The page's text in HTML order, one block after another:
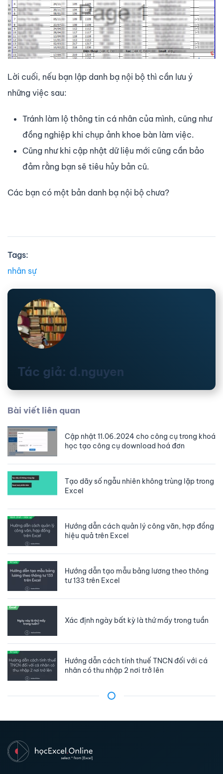
Lời cuối, nếu bạn lập danh bạ nội bộ thì cần lưu ý
những việc sau:
Tránh làm lộ thông tin cá nhân của mình, cũng như
đồng nghiệp khi chụp ảnh khoe bàn làm việc.
Cũng như khi cập nhật dữ liệu mới cũng cần bảo
đảm rằng bạn sẽ tiêu hủy bản cũ.
Các bạn có một bản danh bạ nội bộ chưa?
Tags:
nhân sự
Tác giả: d.nguyen
Bài viết liên quan
Cập nhật 11.06.2024 cho công cụ trong khoá
học tạo công cụ download hoá đơn
Tạo dãy số ngẫu nhiên không trùng lặp trong
Excel
Hướng dẫn cách quản lý công văn, hợp đồng
hiệu quả trên Excel
Hướng dẫn tạo mẫu bảng lương theo thông
tư 133 trên Excel
Xác định ngày bất kỳ là thứ mấy trong tuần
Hướng dẫn cách tính thuế TNCN đối với cá
nhân có thu nhập 2 nơi trở lên